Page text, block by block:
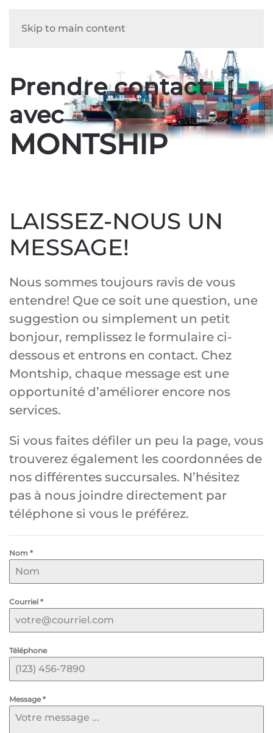
Skip to main content
Prendre contact
avec
MONTSHIP
LAISSEZ-NOUS UN
MESSAGE!
Nous sommes toujours ravis de vous
entendre! Que ce soit une question, une
suggestion ou simplement un petit
bonjour, remplissez le formulaire ci-
dessous et entrons en contact. Chez
Montship, chaque message est une
opportunité d’améliorer encore nos
services.
Si vous faites défiler un peu la page, vous
trouverez également les coordonnées de
nos différentes succursales. N’hésitez
pas à nous joindre directement par
téléphone si vous le préférez.
Nom *
Courriel *
Téléphone
Message*